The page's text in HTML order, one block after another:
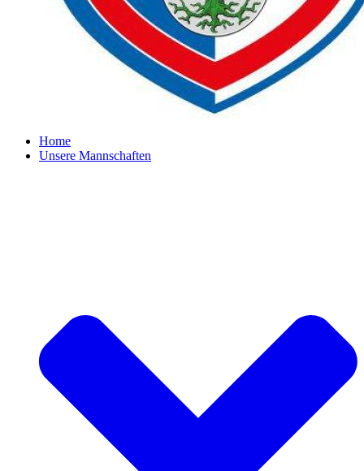
Home
Unsere Mannschaften